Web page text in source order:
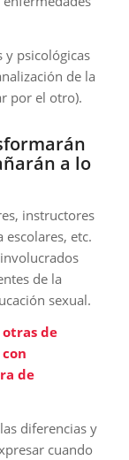
y psicológicas
de la
por el otro).
a lo
instructores
escolares, etc.
de la
sexual.
de
de
diferencias y
cuando